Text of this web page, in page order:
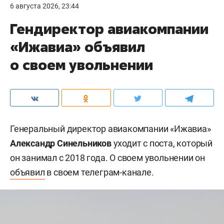
6 августа 2026, 23:44
Гендиректор авиакомпании
«Ижавиа» объявил
о своем увольнении
Генеральный директор авиакомпании «Ижавиа»
Александр Синельниковуходит с поста, который
он занимал с 2018 года. О своем увольнении он
объявил в своем телеграм-канале.